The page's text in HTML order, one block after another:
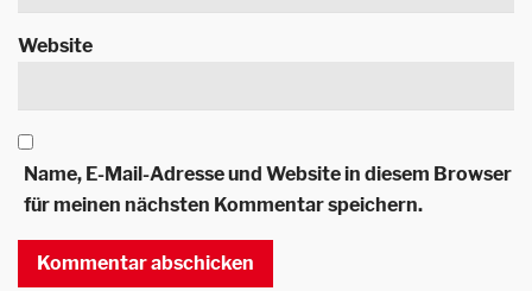
Website
Name, E-Mail-Adresse und Website in diesem Browser
für meinen nächsten Kommentar speichern.